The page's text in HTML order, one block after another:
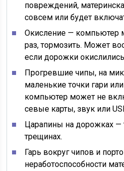
повреждений,
совсем или будет
Окисление — компьютер
раз, тормозить. Может
если дорожки
Прогревшие чипы, на
маленькие точки гари
компьютер может не
севые карты, звук или
Царапины на дорожках —
трещинах.
Гарь вокруг чипов и
неработоспособности